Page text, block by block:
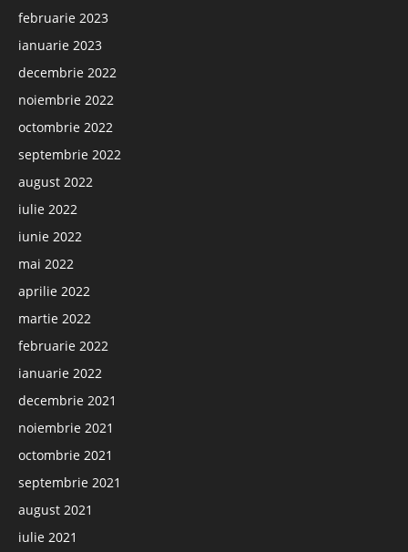
februarie 2023
ianuarie 2023
decembrie 2022
noiembrie 2022
octombrie 2022
septembrie 2022
august 2022
iulie 2022
iunie 2022
mai 2022
aprilie 2022
martie 2022
februarie 2022
ianuarie 2022
decembrie 2021
noiembrie 2021
octombrie 2021
septembrie 2021
august 2021
iulie 2021